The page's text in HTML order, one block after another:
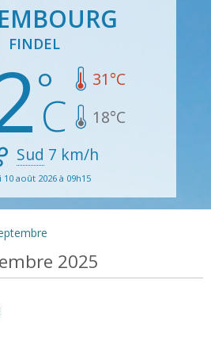
FINDEL
31°C
18°C
Sud 7 km/h
10 août 2026 à 09h15
2025